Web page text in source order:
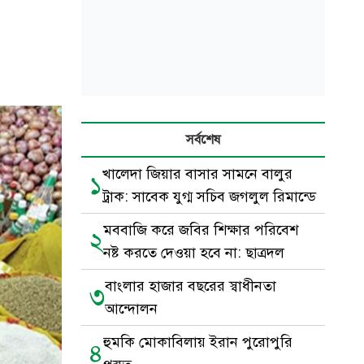
সর্বশেষ
১খালেদা জিয়ার বাসার সামনে বালুর
ট্রাক: সাবেক যুগ্ম সচিব জগলুল রিমান্ডে
২মববাজি করে জবির শিক্ষার পরিবেশ
নষ্ট করতে দেওয়া হবে না: ছাত্রদল
৩বাংলার হাজার বছরের স্বাধীনতা
আন্দোলন
৪হুমকি মোকাবিলায় ইরান পুরোপুরি